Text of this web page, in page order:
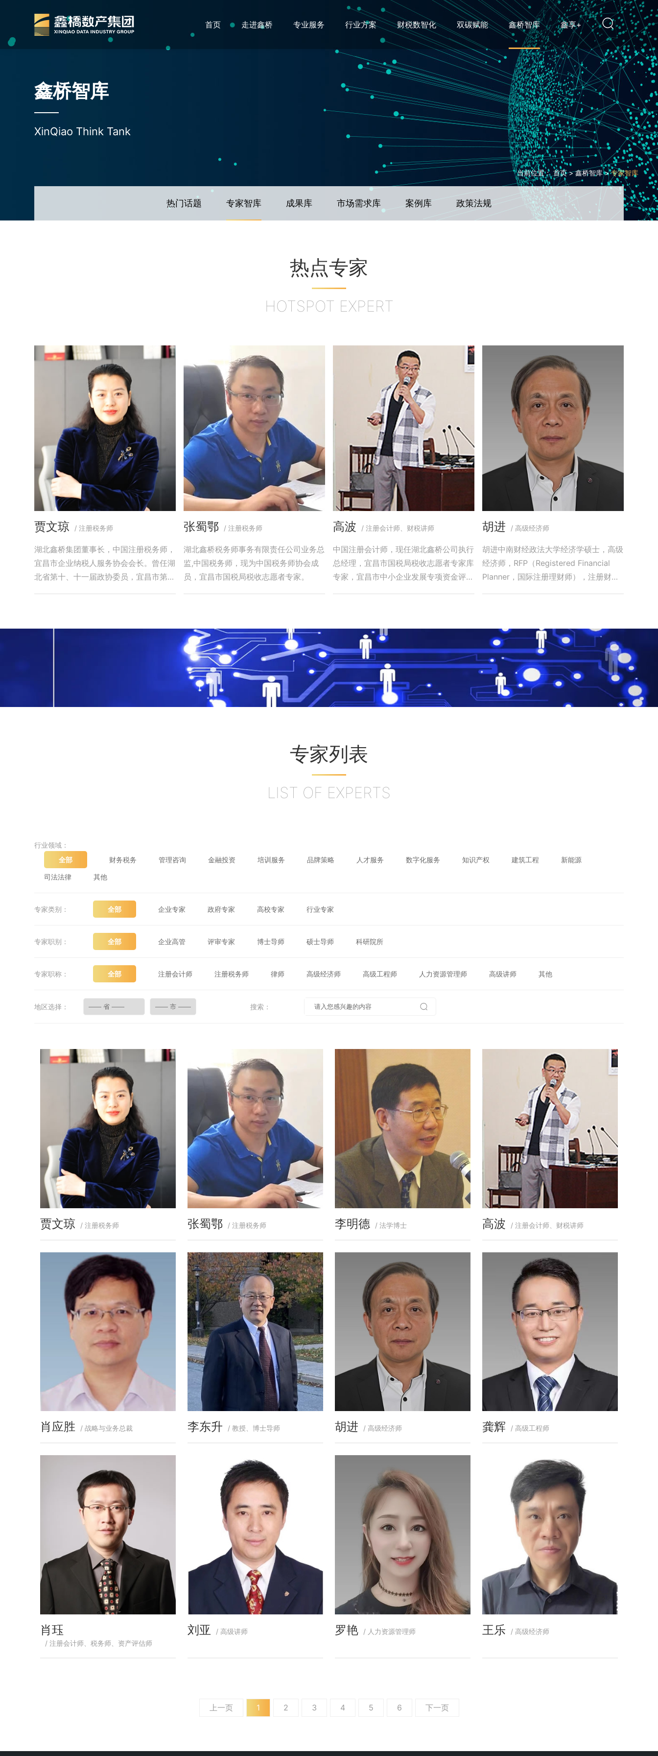
首页 走进鑫桥 专业服务 行业方案 财税数智化 双碳赋能 鑫桥智库 鑫享+
鑫桥智库
XinQiao Think Tank
当前位置：首页>鑫桥智库>专家智库
热门话题 专家智库 成果库 市场需求库 案例库 政策法规
热点专家
HOTSPOT EXPERT
贾文琼 / 注册税务师
湖北鑫桥集团董事长，中国注册税务师，
宜昌市企业纳税人服务协会会长。曾任湖
北省第十、十一届政协委员，宜昌市第
张蜀鄂 / 注册税务师
湖北鑫桥税务师事务有限责任公司业务总
监,中国税务师，现为中国税务师协会成
员，宜昌市国税局税收志愿者专家。
高波 / 注册会计师、财税讲师
中国注册会计师，现任湖北鑫桥公司执行
总经理，宜昌市国税局税收志愿者专家库
专家，宜昌市中小企业发展专项资金评审
胡进 / 高级经济师
胡进中南财经政法大学经济学硕士，高级
经济师，RFP（Registered Financial
Planner，国际注册理财师），注册财务
研
专家列表
LIST OF EXPERTS
行业领域：
全部
财务税务 管理咨询 金融投资 培训服务 品牌策略 人才服务 数字化服务 知识产权 建筑工程 新能源
司法法律 其他
专家类别： 全部 企业专家 政府专家 高校专家 行业专家
专家职别： 全部 企业高管 评审专家 博士导师 硕士导师 科研院所
专家职称： 全部 注册会计师 注册税务师 律师 高级经济师 高级工程师 人力资源管理师 高级讲师 其他
地区选择： Province City 搜索：
贾文琼 / 注册税务师 张蜀鄂 / 注册税务师 李明德 / 法学博士 高波 / 注册会计师、财税讲师
肖应胜 / 战略与业务总裁 李东升 / 教授、博士导师 胡进 / 高级经济师 龚辉 / 高级工程师
肖珏
/ 注册会计师、税务师、资产评估师
刘亚 / 高级讲师 罗艳 / 人力资源管理师 王乐 / 高级经济师
上一页 1 2 3 4 5 6 下一页